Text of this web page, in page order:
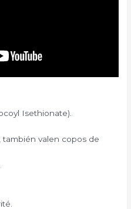
Isethionate).
también valen copos de